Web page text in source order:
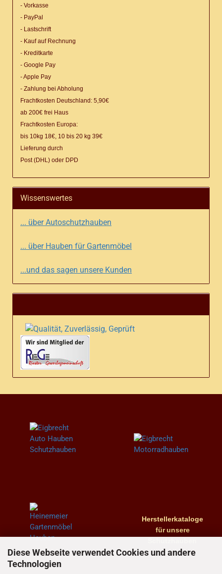
Diese Webseite verwendet Cookies und andere
Technologien
- Vorkasse
- PayPal
- Lastschrift
- Kauf auf Rechnung
- Kreditkarte
- Google Pay
- Apple Pay
- Zahlung bei Abholung
Frachtkosten Deutschland: 5,90€
ab 200€ frei Haus
Frachtkosten Europa:
bis 10kg 18€, 10 bis 20 kg 39€
Lieferung durch
Post (DHL) oder DPD
Wissenswertes
... über Autoschutzhauben
... über Hauben für Gartenmöbel
...und das sagen unsere Kunden
Herstellerkataloge
fürunsere